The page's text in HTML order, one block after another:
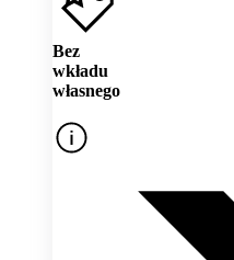
Bez
wkładu
własnego